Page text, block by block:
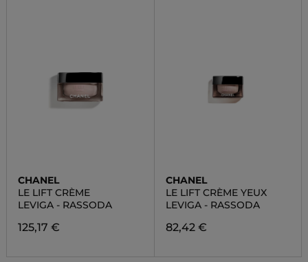
CHANEL
LE LIFT CRÈME
LEVIGA - RASSODA
125,17 €
CHANEL
LE LIFT CRÈME YEUX
LEVIGA - RASSODA
82,42 €